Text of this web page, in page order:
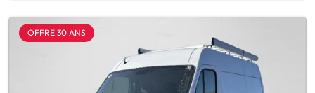
OFFRE 30 ANS